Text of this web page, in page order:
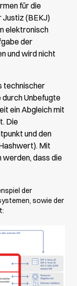
für die
Justiz (BEKJ)
elektronisch
der
und wird nicht
technischer
Unbefugte
ein Abgleich mit
Die
und den
Mit
dass die
der
sowie der